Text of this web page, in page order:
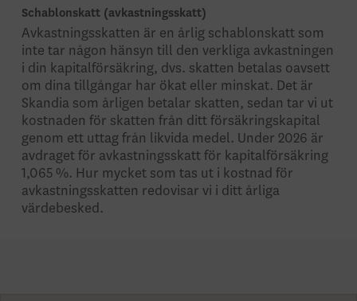
Schablonskatt (avkastningsskatt)
Avkastningsskatten är en årlig schablonskatt som
inte tar någon hänsyn till den verkliga avkastningen
i din kapitalförsäkring, dvs. skatten betalas oavsett
om dina tillgångar har ökat eller minskat. Det är
Skandia som årligen betalar skatten, sedan tar vi ut
kostnaden för skatten från ditt försäkringskapital
genom ett uttag från likvida medel. Under 2026 är
avdraget för avkastningsskatt för kapitalförsäkring
1,065 %. Hur mycket som tas ut i kostnad för
avkastningsskatten redovisar vi i ditt årliga
värdebesked.